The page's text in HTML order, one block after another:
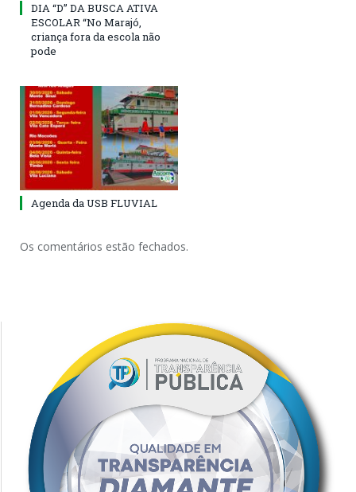
DIA “D” DA BUSCA ATIVA
ESCOLAR “No Marajó,
criança fora da escola não
pode
Agenda da USB FLUVIAL
Os comentários estão fechados.